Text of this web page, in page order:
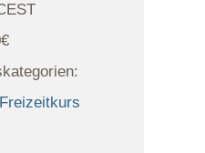
Freizeitkurs